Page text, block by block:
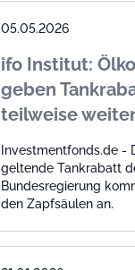
05.05.2026
ifo Institut:
geben
teilweise
Investmentfonds.de -
geltende Tankrabatt
Bundesregierung
den Zapfsäulen an.